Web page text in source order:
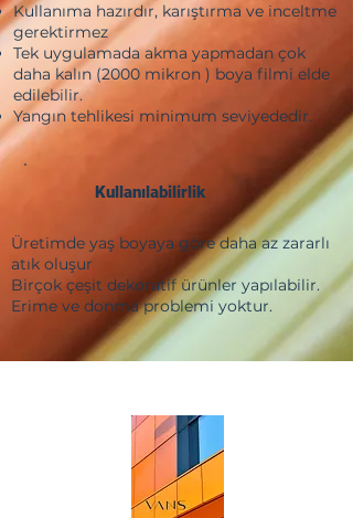
Kullanıma hazırdır, karıştırma ve inceltme
gerektirmez
Tek uygulamada akma yapmadan çok
daha kalın (2000 mikron ) boya filmi elde
edilebilir.
Yangın tehlikesi minimum seviyededir.
Kullanılabilirlik
Üretimde yaş boyaya göre daha az zararlı
atık oluşur
Birçok çeşit dekoratif ürünler yapılabilir.
Erime ve donma problemi yoktur.